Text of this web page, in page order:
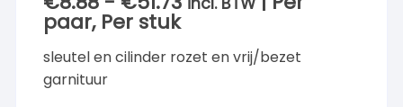
€8.88
tot
paar, Per stuk
sleutel en cilinder rozet en vrij/bezet
garnituur